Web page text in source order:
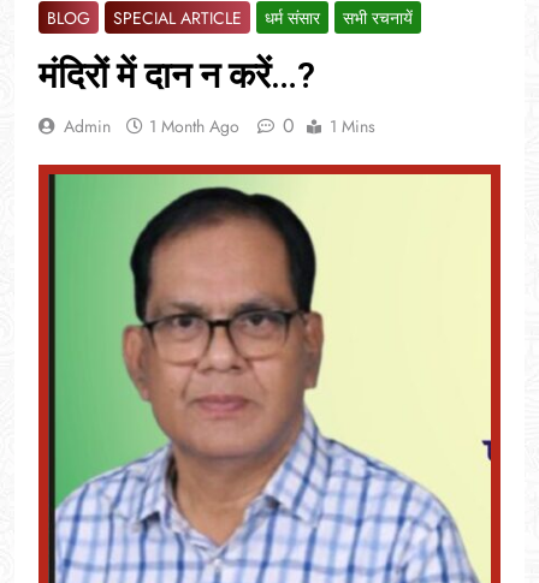
BLOG SPECIAL ARTICLE धर्म संसार सभी रचनायें
मंदिरों में दान न करें…?
Admin 1 Month Ago 0 1 Mins